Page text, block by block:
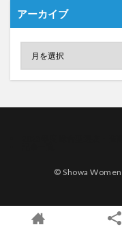
アーカイブ
© Showa